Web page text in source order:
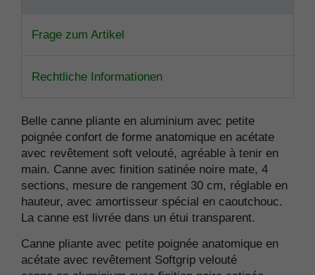
Frage zum Artikel
Rechtliche Informationen
Belle canne pliante en aluminium avec petite
poignée confort de forme anatomique en acétate
avec revêtement soft velouté, agréable à tenir en
main. Canne avec finition satinée noire mate, 4
sections, mesure de rangement 30 cm, réglable en
hauteur, avec amortisseur spécial en caoutchouc.
La canne est livrée dans un étui transparent.
Canne pliante avec petite poignée anatomique en
acétate avec revêtement Softgrip velouté